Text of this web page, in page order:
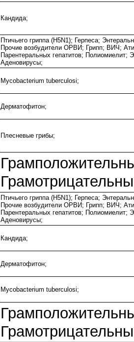
Кандида;
Птичьего гриппа (H5N1); Герпеса;
Прочие возбудители ОРВИ; Грипп; ВИЧ;
Парентеральных гепатитов; Полиомиелит;
Аденовирусы;
Mycobacterium tuberculosi;
Дерматофитон;
Плесневые грибы;
Птичьего гриппа (H5N1); Герпеса;
Прочие возбудители ОРВИ; Грипп; ВИЧ;
Парентеральных гепатитов; Полиомиелит;
Аденовирусы;
Кандида;
Дерматофитон;
Mycobacterium tuberculosi;